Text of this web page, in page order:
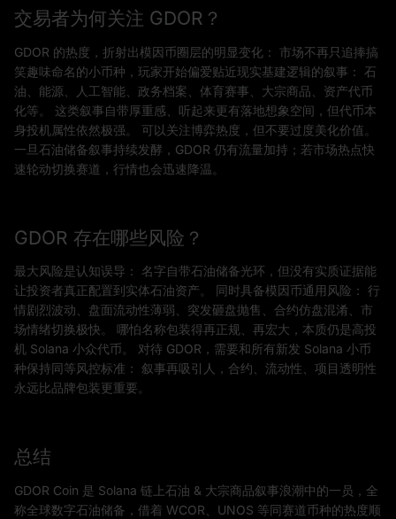
交易者为何关注 GDOR？
GDOR 的热度，折射出模因币圈层的明显变化： 市场不再只追捧搞
笑趣味命名的小币种，玩家开始偏爱贴近现实基建逻辑的叙事： 石
油、能源、人工智能、政务档案、体育赛事、大宗商品、资产代币
化等。 这类叙事自带厚重感、听起来更有落地想象空间，但代币本
身投机属性依然极强。 可以关注博弈热度，但不要过度美化价值。
一旦石油储备叙事持续发酵，GDOR 仍有流量加持；若市场热点快
速轮动切换赛道，行情也会迅速降温。
GDOR 存在哪些风险？
最大风险是认知误导： 名字自带石油储备光环，但没有实质证据能
让投资者真正配置到实体石油资产。 同时具备模因币通用风险： 行
情剧烈波动、盘面流动性薄弱、突发砸盘抛售、合约仿盘混淆、市
场情绪切换极快。 哪怕名称包装得再正规、再宏大，本质仍是高投
机 Solana 小众代币。 对待 GDOR，需要和所有新发 Solana 小币
种保持同等风控标准： 叙事再吸引人，合约、流动性、项目透明性
永远比品牌包装更重要。
总结
GDOR Coin 是 Solana 链上石油 & 大宗商品叙事浪潮中的一员，全
称全球数字石油储备，借着 WCOR、UNOS 等同赛道币种的热度顺